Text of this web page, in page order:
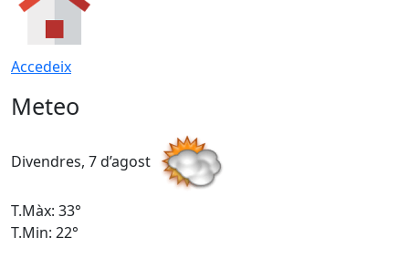
Accedeix
Meteo
Divendres, 7 d’agost
T.Màx: 33°
T.Min: 22°